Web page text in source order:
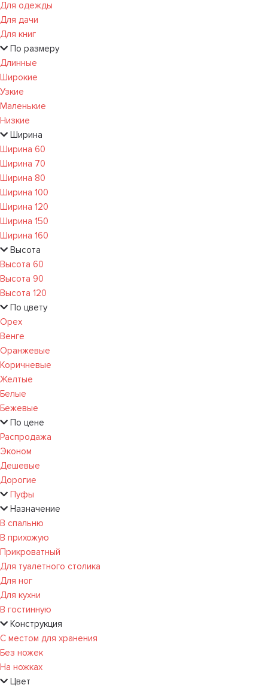
Для одежды
Для дачи
Для книг
По размеру
Длинные
Широкие
Узкие
Маленькие
Низкие
Ширина
Ширина 60
Ширина 70
Ширина 80
Ширина 100
Ширина 120
Ширина 150
Ширина 160
Высота
Высота 60
Высота 90
Высота 120
По цвету
Орех
Венге
Оранжевые
Коричневые
Желтые
Белые
Бежевые
По цене
Распродажа
Эконом
Дешевые
Дорогие
Пуфы
Назначение
В спальню
В прихожую
Прикроватный
Для туалетного столика
Для ног
Для кухни
В гостинную
Конструкция
С местом для хранения
Без ножек
На ножках
Цвет